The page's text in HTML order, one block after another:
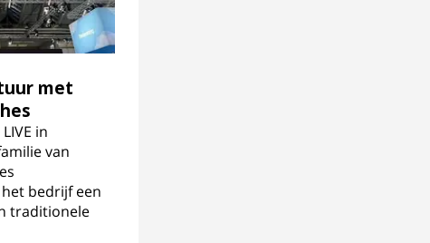
met
in
van
bedrijf een
traditionele